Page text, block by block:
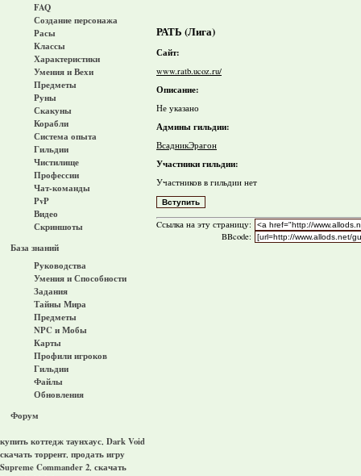
FAQ
Создание персонажа
Расы
Классы
Характеристики
Умения и Вехи
Предметы
Руны
Скакуны
Корабли
Система опыта
Гильдии
Чистилище
Профессии
Чат-команды
PvP
Видео
Скриншоты
База знаний
Руководства
Умения и Способности
Задания
Тайны Мира
Предметы
NPC и Мобы
Карты
Профили игроков
Гильдии
Файлы
Обновления
Форум
купить коттедж таунхаус, Dark Void
скачать торрент, продать игру
Supreme Commander 2, скачать
РАТЬ (Лига)
Сайт:
www.ratb.ucoz.ru/
Описание:
Не указано
Админы гильдии:
ВсадникЭрагон
Участники гильдии:
Участников в гильдии нет
Cсылка на эту страницу:
BBcode: